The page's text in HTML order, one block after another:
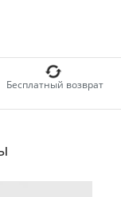
Бесплатный возврат